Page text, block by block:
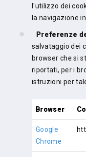
l'utilizzo dei
la navigazione
Preferenze
salvataggio dei
browser che si
riportati, per i
istruzioni per
Browser
Google
Chrome